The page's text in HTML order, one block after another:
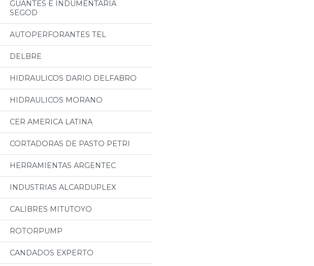
GUANTES E INDUMENTARIA
SEGOD
AUTOPERFORANTES TEL
DELBRE
HIDRAULICOS DARIO DELFABRO
HIDRAULICOS MORANO
CER AMERICA LATINA
CORTADORAS DE PASTO PETRI
HERRAMIENTAS ARGENTEC
INDUSTRIAS ALCARDUPLEX
CALIBRES MITUTOYO
ROTORPUMP
CANDADOS EXPERTO